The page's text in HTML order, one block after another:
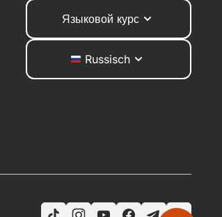
Языковой курс
Russisch